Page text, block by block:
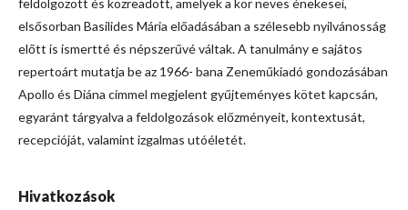
feldolgozott és közreadott, amelyek a kor neves énekesei,
elsősorban Basilides Mária előadásában a szélesebb nyilvánosság
előtt is ismertté és népszerűvé váltak. A tanulmány e sajátos
repertoárt mutatja be az 1966- bana Zeneműkiadó gondozásában
Apollo és Diána címmel megjelent gyűjteményes kötet kapcsán,
egyaránt tárgyalva a feldolgozások előzményeit, kontextusát,
recepcióját, valamint izgalmas utóéletét.
Hivatkozások